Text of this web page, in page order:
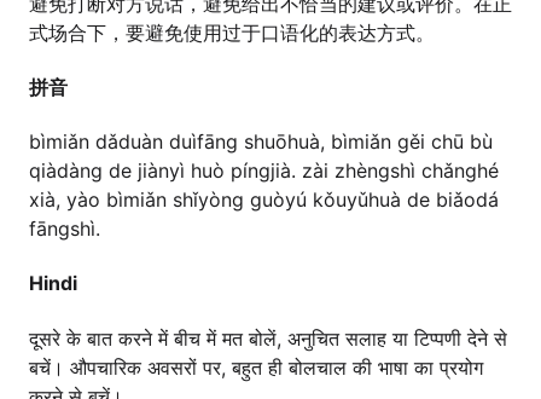
式场合下，要避免使用过于口语化的表达方式。
拼音
bìmiǎn dǎduàn duìfāng shuōhuà, bìmiǎn gěi chū bù
qiàdàng de jiànyì huò píngjià. zài zhèngshì chǎnghé
xià, yào bìmiǎn shǐyòng guòyú kǒuyǔhuà de biǎodá
fāngshì.
Hindi
दूसरे के बात करने में बीच में मत बोलें, अनुचित सलाह या टिप्पणी देने से
बचें। औपचारिक अवसरों पर, बहुत ही बोलचाल की भाषा का प्रयोग